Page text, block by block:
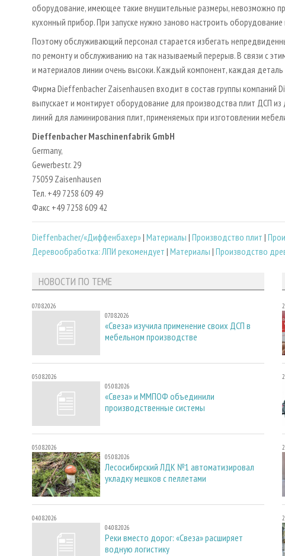
оборудование, имеющее такие внушительные размеры, невозможно
кухонный прибор. При запуске нужно заново настроить
Поэтому обслуживающий персонал старается избегать
по ремонту и обслуживанию на так называемый перерыв. В связи с
и материалов линии очень высоки. Каждый компонент, каждая
Фирма Dieffenbacher Zaisenhausen входит в состав группы компаний
выпускает и монтирует оборудование для производства плит ДСП
линий для ламинирования плит, применяемых при изготовлении
Dieffenbacher Maschinenfabrik GmbH
Germany,
Gewerbestr. 29
75059 Zaisenhausen
Тел. +49 7258 609 49
Факс +49 7258 609 42
Dieffenbacher/«Диффенбахер»| Материалы | Производство плит |
Деревообработка: ЛПИ рекомендует | Материалы | Производство
НОВОСТИ ПО ТЕМЕ
07.08.2026
07.08.2026
«Свеза» изучила применение своих ДСП в
мебельном производстве
05.08.2026
05.08.2026
«Свеза» и ММПОФ объединили
производственные системы
05.08.2026
05.08.2026
Лесосибирский ЛДК №1 автоматизировал
укладку мешков с пеллетами
04.08.2026
04.08.2026
Реки вместо дорог: «Свеза» расширяет
водную логистику